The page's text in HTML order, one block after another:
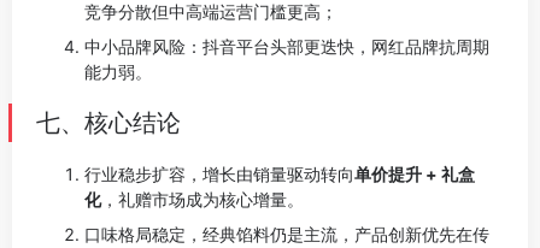
竞争分散但中高端运营门槛更高；
中小品牌风险：抖音平台头部更迭快，网红品牌抗周期
能力弱。
七、核心结论
行业稳步扩容，增长由销量驱动转向单价提升 + 礼盒
化，礼赠市场成为核心增量。
口味格局稳定，经典馅料仍是主流，产品创新优先在传